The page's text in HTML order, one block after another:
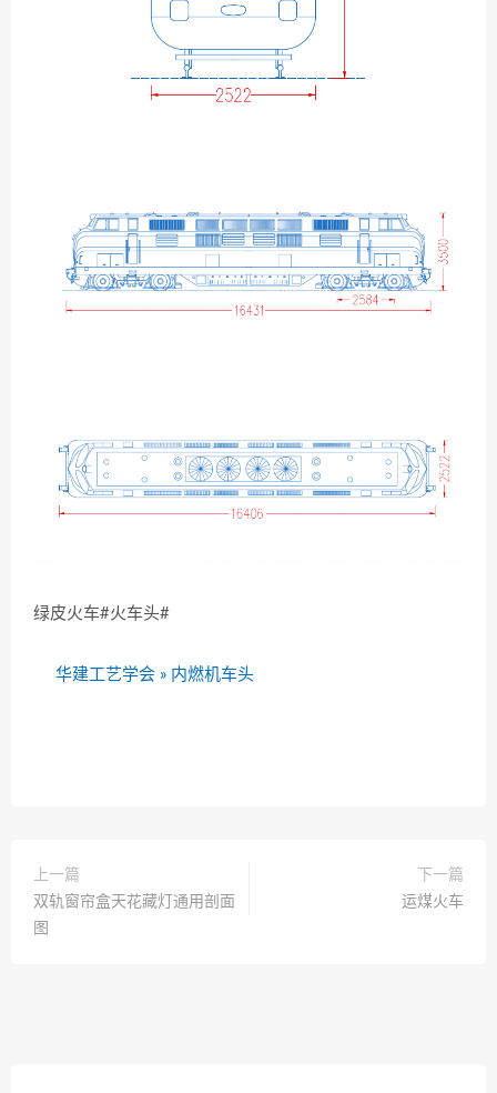
绿皮火车#火车头#
华建工艺学会 » 内燃机车头
上一篇
双轨窗帘盒天花藏灯通用剖面
图
下一篇
运煤火车